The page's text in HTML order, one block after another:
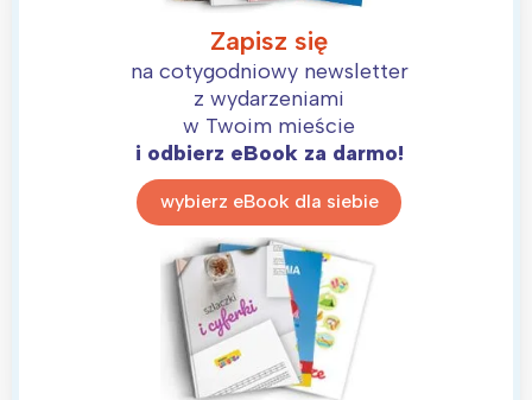
Zapisz się
na cotygodniowy newsletter
z wydarzeniami
w Twoim mieście
i odbierz eBook za darmo!
wybierz eBook dla siebie